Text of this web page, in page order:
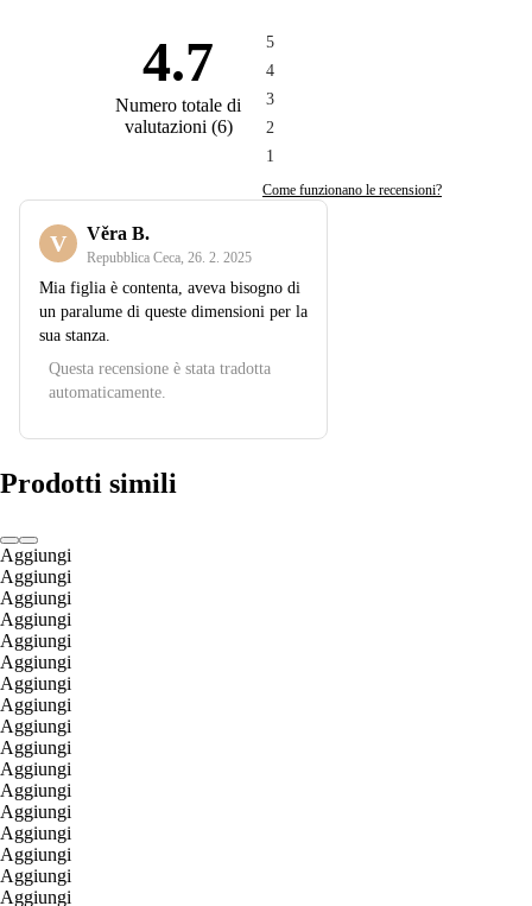
4.7
Numero totale di
valutazioni (6)
5
4
3
2
1
Come funzionano le recensioni?
V Věra B.
Repubblica Ceca 26. 2. 2025
Mia figlia è contenta, aveva bisogno di
un paralume di queste dimensioni per la
sua stanza.
Questa recensione è stata tradotta
automaticamente.
Prodotti simili
Aggiungi
Aggiungi
Aggiungi
Aggiungi
Aggiungi
Aggiungi
Aggiungi
Aggiungi
Aggiungi
Aggiungi
Aggiungi
Aggiungi
Aggiungi
Aggiungi
Aggiungi
Aggiungi
Aggiungi